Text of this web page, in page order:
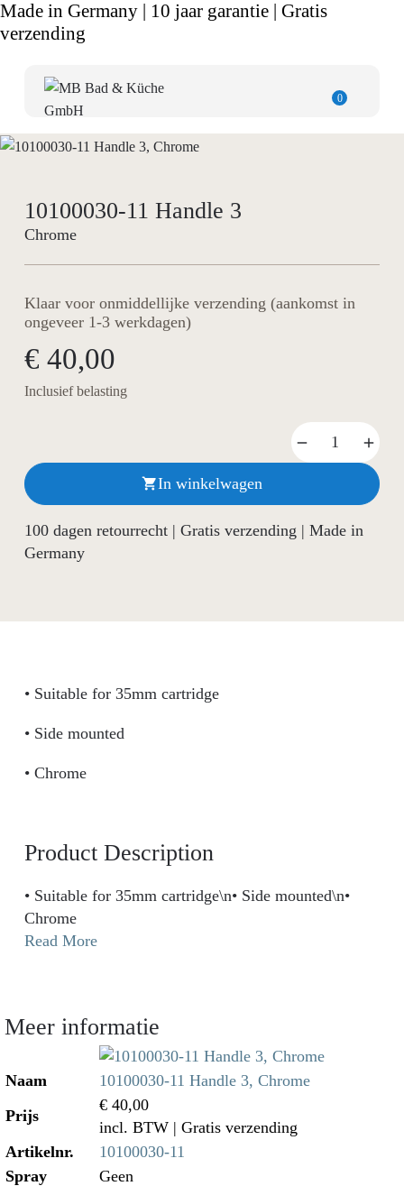
Made in Germany | 10 jaar garantie | Gratis
verzending
0
10100030-11 Handle 3
Chrome
Klaar voor onmiddellijke verzending (aankomst in
ongeveer 1-3 werkdagen)
€ 40,00
Inclusief belasting
In winkelwagen
100 dagen retourrecht | Gratis verzending | Made in
Germany
Product Description
• Suitable for 35mm cartridge\n• Side mounted\n•
Chrome
Read More
• Suitable for 35mm cartridge
• Side mounted
• Chrome
Meer informatie
Naam
10100030-11 Handle 3, Chrome
Prijs
€ 40,00
incl. BTW | Gratis verzending
Artikelnr.
10100030-11
Spray
Geen